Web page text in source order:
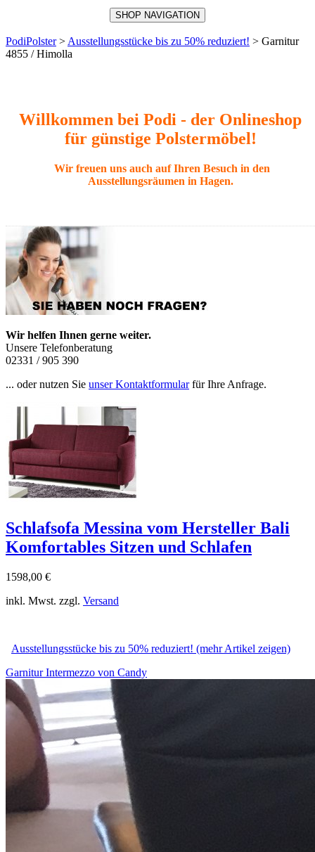
SHOP NAVIGATION
PodiPolster> Ausstellungsstücke bis zu 50% reduziert! > Garnitur
4855 / Himolla
Willkommen bei Podi - der Onlineshop
für günstige Polstermöbel!
Wir freuen uns auch auf Ihren Besuch in den
Ausstellungsräumen in Hagen.
Wir helfen Ihnen gerne weiter.
Unsere Telefonberatung
02331 / 905 390
... oder nutzen Sie unser Kontaktformularfür Ihre Anfrage.
Schlafsofa Messina vom Hersteller Bali
Komfortables Sitzen und Schlafen
1598,00 €
inkl. Mwst. zzgl. Versand
Ausstellungsstücke bis zu 50% reduziert! (mehr Artikel zeigen)
Garnitur Intermezzo von Candy